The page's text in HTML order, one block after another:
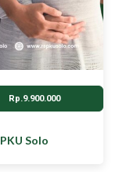
Rp.9.900.000
Solo